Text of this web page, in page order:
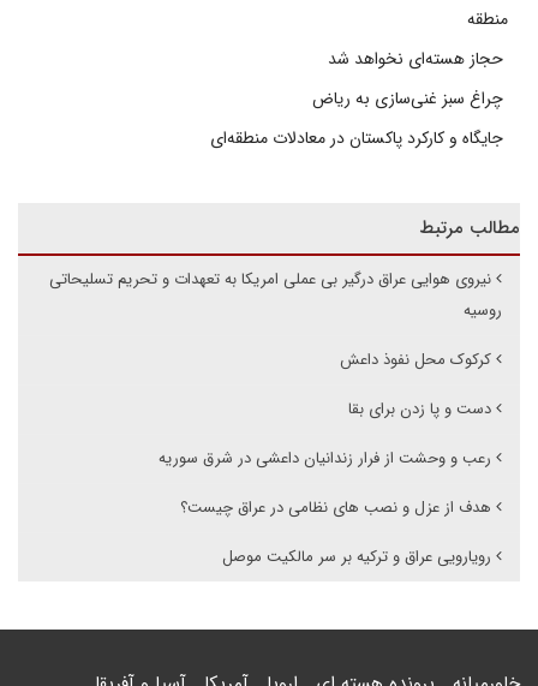
منطقه
حجاز هسته‌ای نخواهد شد
چراغ سبز غنی‌سازی به ریاض
جایگاه و کارکرد پاکستان در معادلات منطقه‌ای
مطالب مرتبط
نیروی هوایی عراق درگیر بی عملی امریکا به تعهدات و تحریم تسلیحاتی
روسیه
کرکوک محل نفوذ داعش
دست و پا زدن برای بقا
رعب و وحشت از فرار زندانیان داعشی در شرق سوریه
هدف از عزل و نصب های نظامی در عراق چیست؟
رویارویی عراق و ترکیه بر سر مالکیت موصل